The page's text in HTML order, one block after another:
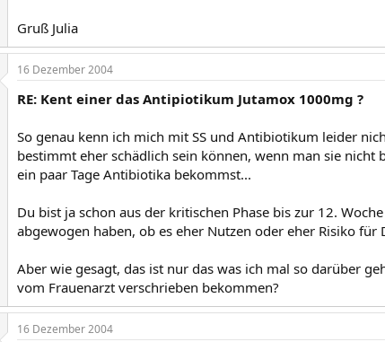
Gruß Julia
16 Dezember 2004
RE: Kent einer das Antipiotikum Jutamox 1000mg ?
So genau kenn ich mich mit SS und Antibiotikum leider
bestimmt eher schädlich sein können, wenn man sie nicht
ein paar Tage Antibiotika bekommst...
Du bist ja schon aus der kritischen Phase bis zur 12.
abgewogen haben, ob es eher Nutzen oder eher Risiko für
Aber wie gesagt, das ist nur das was ich mal so darüber
vom Frauenarzt verschrieben bekommen?
16 Dezember 2004